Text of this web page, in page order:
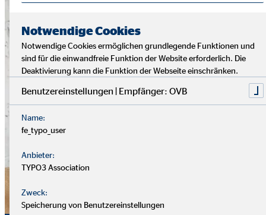
Notwendige Cookies
Notwendige Cookies ermöglichen grundlegende Funktionen und
sind für die einwandfreie Funktion der Website erforderlich. Die
Deaktivierung kann die Funktion der Webseite einschränken.
Benutzereinstellungen | Empfänger: OVB
Name:
fe_typo_user
Anbieter:
TYPO3 Association
Zweck:
Speicherung von Benutzereinstellungen